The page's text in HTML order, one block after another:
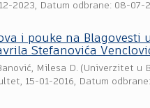
2023, Datum odbrane: 08-07-
i pouke na Blagovesti
Stefanovića
Milesa D. (Univerzitet u
, 15-01-2016, Datum